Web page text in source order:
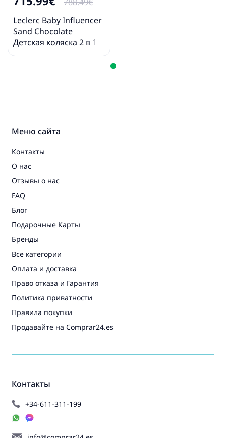
Leclerc Baby Influencer
Sand Chocolate
Детская коляска 2 в 1
Контакты
+34-611-311-199
Меню сайта
Контакты
О нас
Отзывы о нас
FAQ
Блог
Подарочные Карты
Бренды
Все категории
Оплата и доставка
Право отказа и Гарантия
Политика приватности
Правила покупки
Продавайте на Comprar24.es